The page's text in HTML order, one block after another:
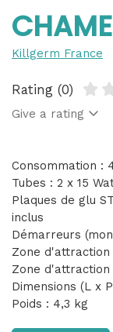
Killgerm France
Rating (0)
Give a rating
Consommation :
Tubes : 2 x 15
Plaques de glu
inclus
Démarreurs
Zone
Zone
Dimensions (L x
Poids : 4,3 kg